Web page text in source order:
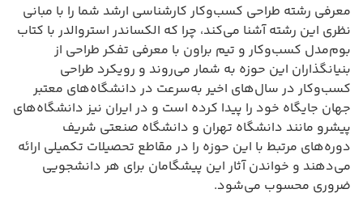
معرفی رشته طراحی کسب‌وکار کارشناسی ارشد شما را با مبانی
نظری این رشته آشنا می‌کند، چرا که الکساندر استروالدر با کتاب
بوم‌مدل کسب‌وکار و تیم براون با معرفی تفکر طراحی از
بنیانگذاران این حوزه به شمار می‌روند و رویکرد طراحی
کسب‌وکار در سال‌های اخیر به‌سرعت در دانشگاه‌های معتبر
جهان جایگاه خود را پیدا کرده است و در ایران نیز دانشگاه‌های
پیشرو مانند دانشگاه تهران و دانشگاه صنعتی شریف
دوره‌های مرتبط با این حوزه را در مقاطع تحصیلات تکمیلی ارائه
می‌دهند و خواندن آثار این پیشگامان برای هر دانشجویی
ضروری محسوب می‌شود.